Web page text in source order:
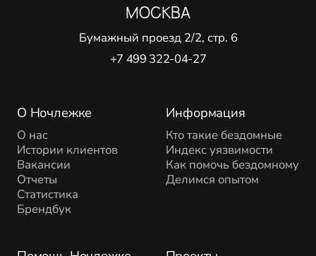
О Ночлежке
О нас
Истории клиентов
Вакансии
Отчеты
Статистика
Брендбук
Информация
Кто такие бездомные
Индекс уязвимости
Как помочь бездомному
Делимся опытом
МОСКВА
Бумажный проезд 2/2, стр. 6
+7 499 322-04-27